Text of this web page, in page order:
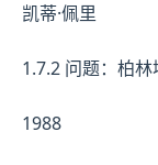
凯蒂·佩里
1.7.2 问题：柏
1988